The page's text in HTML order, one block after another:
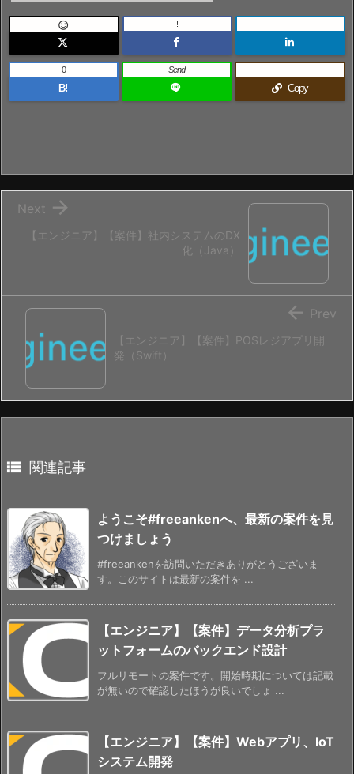
 ! -
B!
0 Send
Copy
-
【エンジニア】【案件】社内システムのDX
化（Java）

Next
【エンジニア】【案件】POSレジアプリ開
発（Swift）
 Prev
 関連記事
ようこそ#freeankenへ、最新の案件を見
つけましょう
#freeankenを訪問いただきありがとうございま
す。このサイトは最新の案件を ...
【エンジニア】【案件】データ分析プラ
ットフォームのバックエンド設計
フルリモートの案件です。開始時期については記載
が無いので確認したほうが良いでしょ ...
【エンジニア】【案件】Webアプリ、IoT
システム開発